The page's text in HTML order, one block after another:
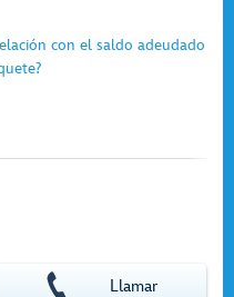
con el saldo adeudado
Llamar